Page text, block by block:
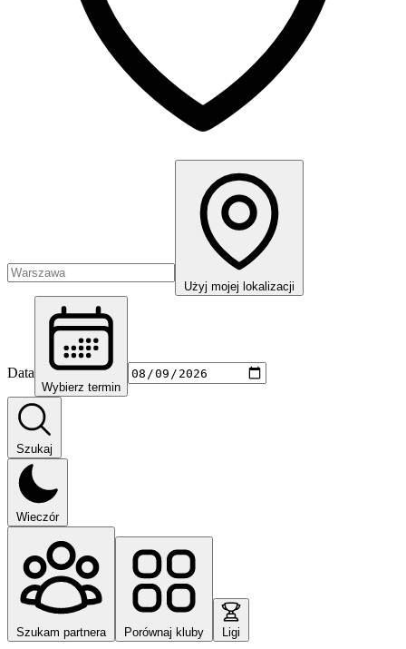
Użyj mojej lokalizacji
Data
Wybierz termin
Szukaj
Wieczór
Szukam partnera Porównaj kluby Ligi